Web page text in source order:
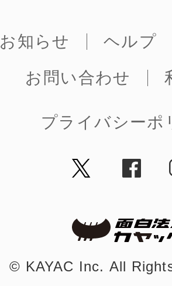
お知らせ
ヘルプ
お問い合わせ
プライバシーポ
©︎ KAYAC Inc. All